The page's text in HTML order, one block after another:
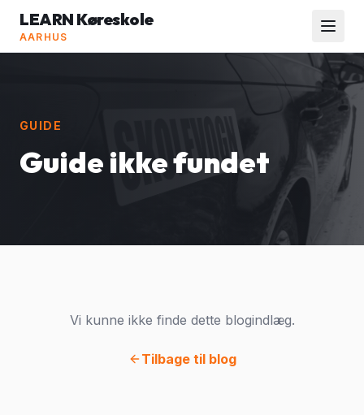
LEARN Køreskole
AARHUS
GUIDE
Guide ikke fundet
Vi kunne ikke finde dette blogindlæg.
Tilbage til blog